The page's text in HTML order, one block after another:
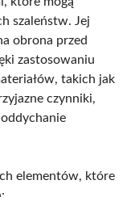
szaleństw. Jej
obrona przed
zastosowaniu
takich jak
czynniki,
elementów, które